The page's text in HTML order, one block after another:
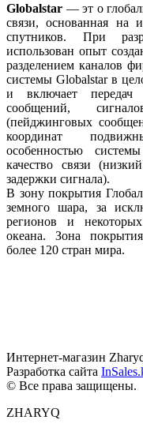
Globalstar — эт о
связи, основанная на
спутников. При
использован опыт
разделением каналов
системы Globalstar в
ивключает передач
сообщений,
(пейджинговых
координат
особенностью
качество связи
задержки сигнала).
В зону покрытия
земного шара, за
регионов и
океана. Зона
более 120 стран мира.
Интернет-магазин
Разработка сайта
© Все права защищены.
ZHARYQ